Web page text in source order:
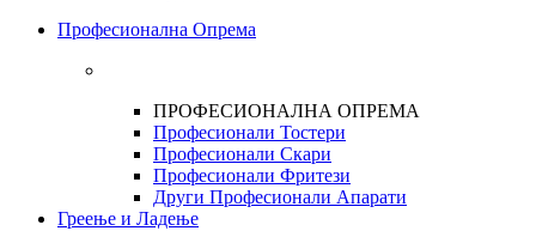
Професионална Опрема
ПРОФЕСИОНАЛНА ОПРЕМА
Професионали Тостери
Професионали Скари
Професионали Фритези
Други Професионали Апарати
Греење и Ладење